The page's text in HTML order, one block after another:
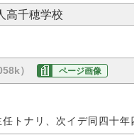
千穂学校
） ページ画像
トナリ、次イデ同四十